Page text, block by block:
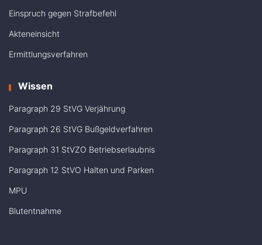
Einspruch gegen Strafbefehl
Akteneinsicht
Ermittlungsverfahren
Wissen
Paragraph 29 StVG Verjährung
Paragraph 26 StVG Bußgeldverfahren
Paragraph 31 StVZO Betriebserlaubnis
Paragraph 12 StVO Halten und Parken
MPU
Blutentnahme